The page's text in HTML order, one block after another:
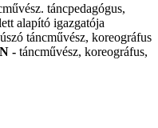
táncpedagógus,
alapító igazgatója
táncművész, koreográfus
- táncművész, koreográfus,